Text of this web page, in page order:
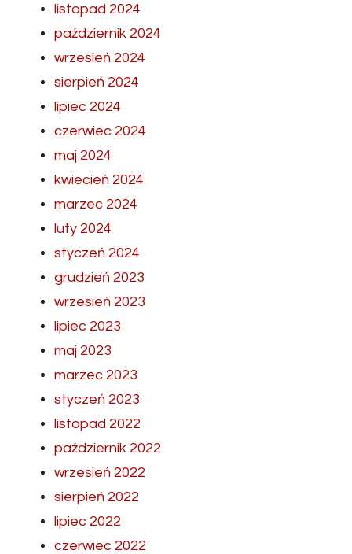
listopad 2024
październik 2024
wrzesień 2024
sierpień 2024
lipiec 2024
czerwiec 2024
maj 2024
kwiecień 2024
marzec 2024
luty 2024
styczeń 2024
grudzień 2023
wrzesień 2023
lipiec 2023
maj 2023
marzec 2023
styczeń 2023
listopad 2022
październik 2022
wrzesień 2022
sierpień 2022
lipiec 2022
czerwiec 2022